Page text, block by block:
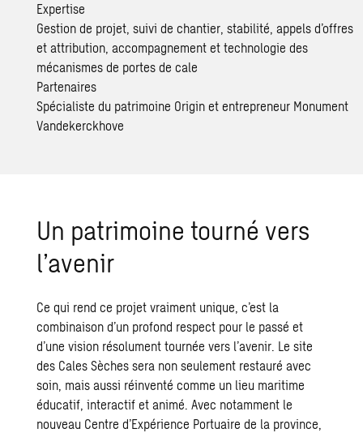
Expertise
Gestion de projet, suivi de chantier, stabilité, appels d’offres
et attribution, accompagnement et technologie des
mécanismes de portes de cale
Partenaires
Spécialiste du patrimoine Origin et entrepreneur Monument
Vandekerckhove
Un patrimoine tourné vers
l’avenir
Ce qui rend ce projet vraiment unique, c’est la
combinaison d’un profond respect pour le passé et
d’une vision résolument tournée vers l’avenir. Le site
des Cales Sèches sera non seulement restauré avec
soin, mais aussi réinventé comme un lieu maritime
éducatif, interactif et animé. Avec notamment le
nouveau Centre d’Expérience Portuaire de la province,